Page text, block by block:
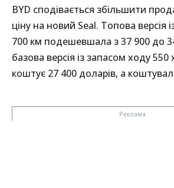
BYD сподівається збільшити
ціну на новий Seal. Топова версія
700 км подешевшала з 37 900 до
базова версія із запасом ходу
коштує 27 400 доларів, а